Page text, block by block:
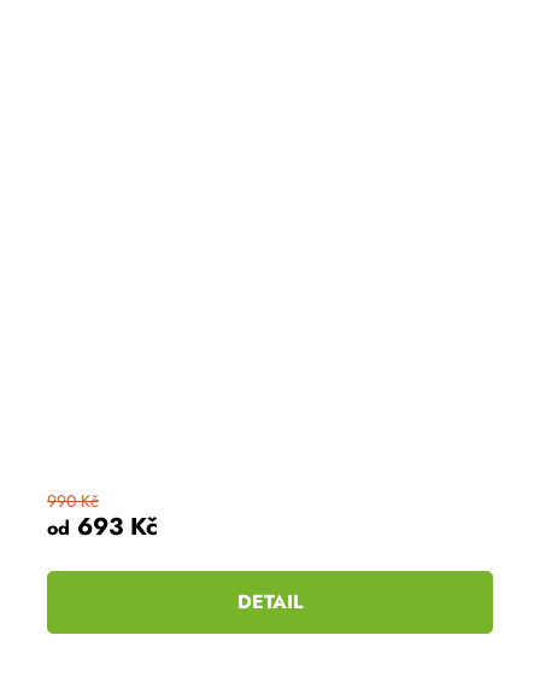
od 693 Kč
990 Kč
DETAIL